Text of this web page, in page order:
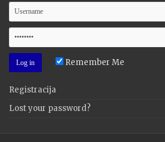
Remember Me
Registracija
Lost your password?